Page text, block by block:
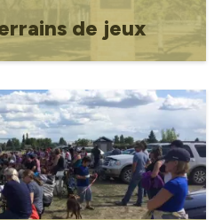
de jeux